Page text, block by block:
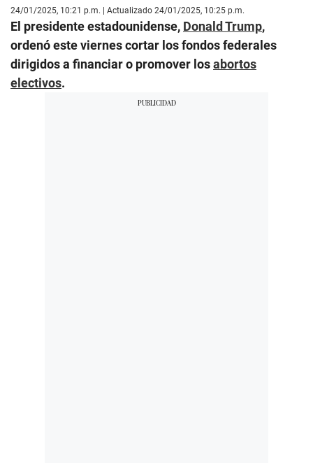
24/01/2025, 10:21 p.m. | Actualizado 24/01/2025, 10:25 p.m.
El presidente estadounidense, Donald Trump,
ordenó este viernes cortar los fondos federales
dirigidos a financiar o promover losabortos
electivos.